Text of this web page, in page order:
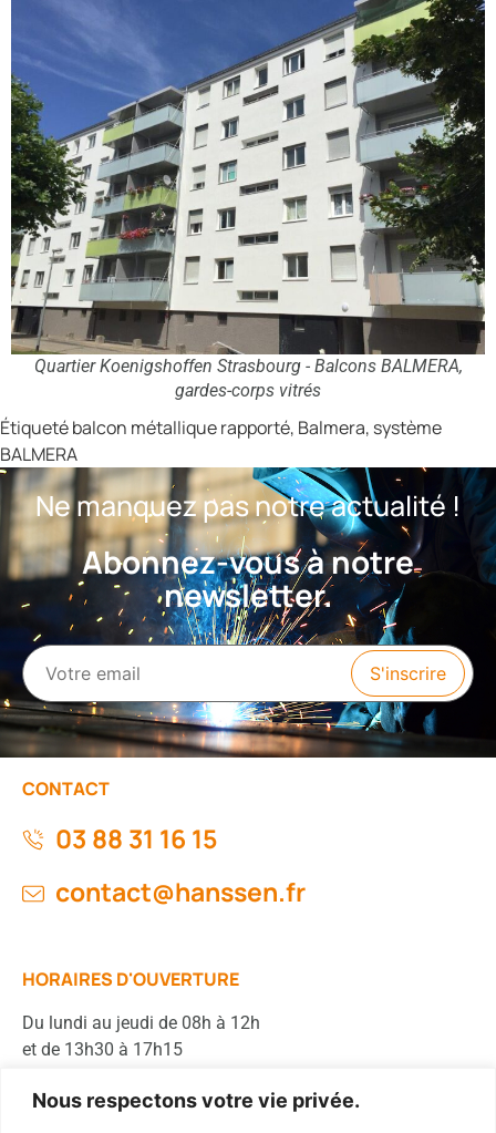
Nous respectons votre vie privée.
Quartier Koenigshoffen Strasbourg - Balcons BALMERA,
gardes-corps vitrés
Étiquetébalcon métallique rapporté, Balmera, système
BALMERA
Ne manquez pas notre actualité !
Abonnez-vous à notre
newsletter.
CONTACT
03 88 31 16 15
contact@hanssen.fr
HORAIRES D'OUVERTURE
Du lundi au jeudi de 08h à 12h
et de 13h30 à 17h15